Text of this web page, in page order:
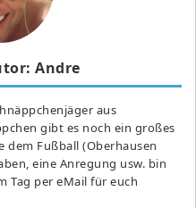
Andre
aus
gibt es noch ein großes
dem Fußball (Oberhausen
eine Anregung usw. bin
Tag per eMail für euch